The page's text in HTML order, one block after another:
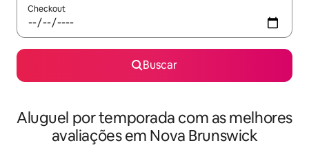
Checkout
Buscar
Aluguel por temporada com as melhores
avaliações em Nova Brunswick